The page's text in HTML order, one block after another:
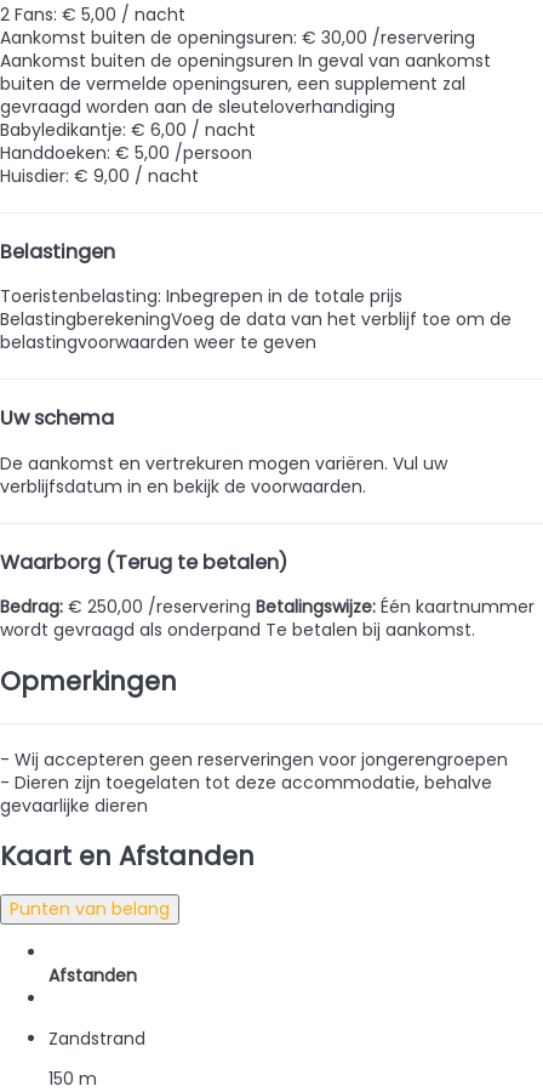
2 Fans: € 5,00 / nacht
Aankomst buiten de openingsuren: € 30,00 /reservering
Aankomst buiten de openingsuren In geval van aankomst
buiten de vermelde openingsuren, een supplement zal
gevraagd worden aan de sleuteloverhandiging
Babyledikantje: € 6,00 / nacht
Handdoeken: € 5,00 /persoon
Huisdier: € 9,00 / nacht
Belastingen
Toeristenbelasting: Inbegrepen in de totale prijs
BelastingberekeningVoeg de data van het verblijf toe om de
belastingvoorwaarden weer te geven
Uw schema
De aankomst en vertrekuren mogen variëren. Vul uw
verblijfsdatum in en bekijk de voorwaarden.
Waarborg (Terug te betalen)
Bedrag: € 250,00 /reservering Betalingswijze: Één kaartnummer
wordt gevraagd als onderpand Te betalen bij aankomst.
Opmerkingen
- Wij accepteren geen reserveringen voor jongerengroepen
- Dieren zijn toegelaten tot deze accommodatie, behalve
gevaarlijke dieren
Kaart en Afstanden
Punten van belang
Afstanden
Zandstrand
150 m